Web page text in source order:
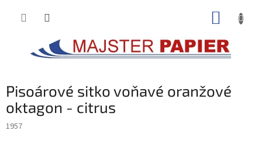
Pisoárové sitko voňavé oranžové
oktagon - citrus
1957